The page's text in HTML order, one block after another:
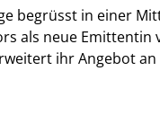
begrüsst in einer
als neue Emittentin
ihr Angebot an